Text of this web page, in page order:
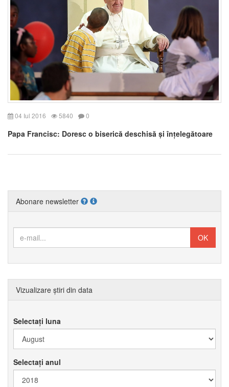
04 Iul 2016 5840 0
Papa Francisc: Doresc o biserică deschisă și înțelegătoare
Abonare newsletter
Vizualizare știri din data
Selectați luna
Selectați anul